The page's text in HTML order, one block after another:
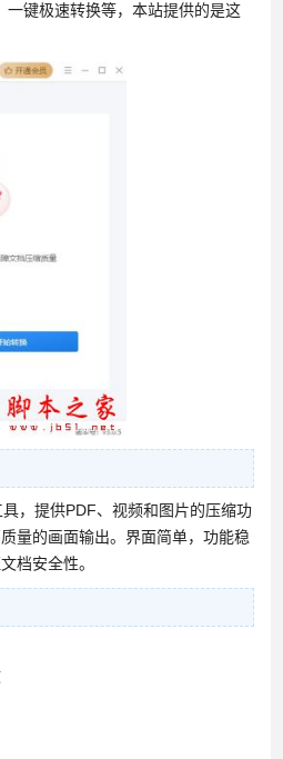
键极速转换等，本站提供的是这
，提供PDF、视频和图片的压缩功
量的画面输出。界面简单，功能稳
档安全性。